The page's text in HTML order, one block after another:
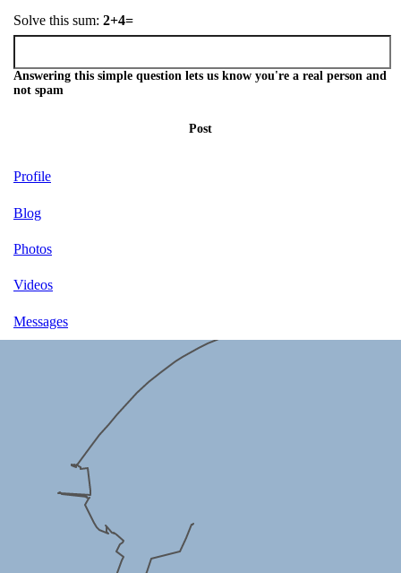
Solve this sum: 2+4=
Answering this simple question lets us know you're a real person and
not spam
Post
Profile
Blog
Photos
Videos
Messages